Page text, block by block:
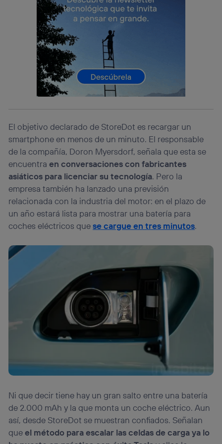
El objetivo declarado de StoreDot es recargar un
smartphone en menos de un minuto. El responsable
de la compañía, Doron Myersdorf, señala que esta se
encuentraen conversaciones con fabricantes
asiáticos para licenciar su tecnología. Pero la
empresa también ha lanzado una previsión
relacionada con la industria del motor: en el plazo de
un año estará lista para mostrar una batería para
coches eléctricos quese cargue en tres minutos.
Ni que decir tiene hay un gran salto entre una batería
de 2.000 mAh y la que monta un coche eléctrico. Aun
así, desde StoreDot se muestran confiados. Señalan
queel método para escalar las celdas de carga ya lo
identificador. Típicamente:
Si utilizas una
conexión de banda ancha
el marketing o análisis se realizará en función de las
actividades de navegación de los miembros del hogar
que hayan dado su consentimiento.
Si utilizasdatos móviles, el marketing será más
personalizado, ya que se basará únicamente en la
navegación del usuario del móvil.
Puedes gestionar los consentimientos Utiq seleccionando
visitando el portal de privacidad de Utiq
la política de privacidad de Utiq.